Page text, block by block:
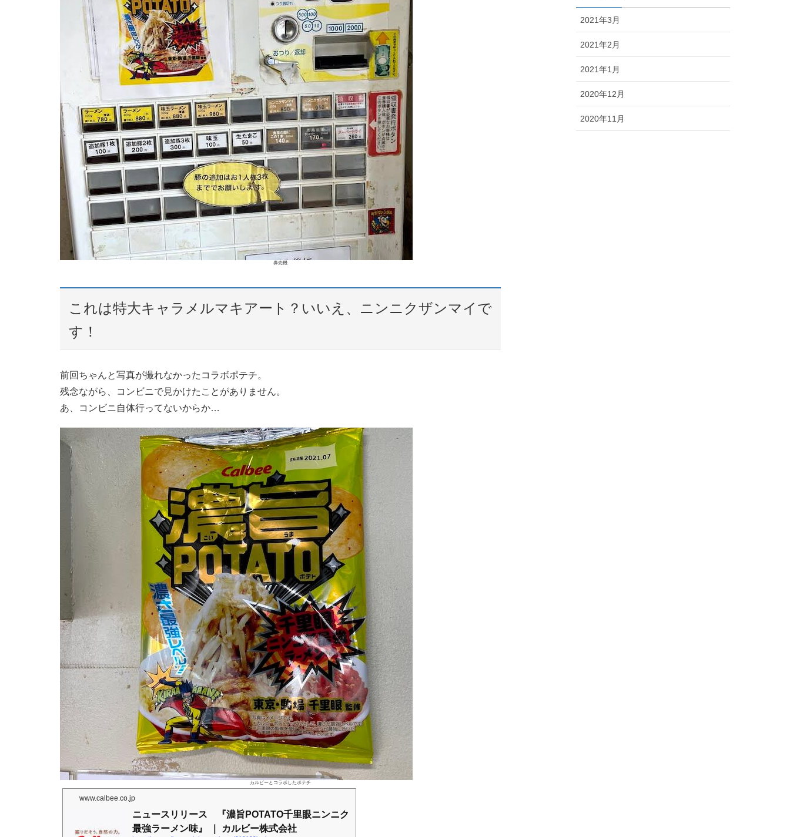
券売機
これは特大キャラメルマキアート？いいえ、ニンニクザンマイで
す！
前回ちゃんと写真が撮れなかったコラボポテチ。
残念ながら、コンビニで見かけたことがありません。
あ、コンビニ自体行ってないからか…
カルビーとコラボしたポテチ
www.calbee.co.jp
ニュースリリース 『濃旨POTATO千里眼ニンニク
最強ラーメン味』 ｜ カルビー株式会社
2021年3月
2021年2月
2021年1月
2020年12月
2020年11月